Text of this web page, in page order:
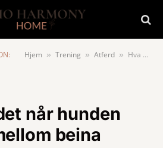
Hjem » Trening » Atferd » Hva betyr det når hunden har halen mellom beina
når hunden
beina